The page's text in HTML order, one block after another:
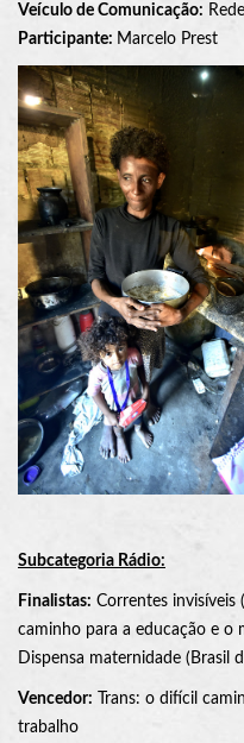
Veículo de Comunicação:
Participante: Marcelo Prest
Subcategoria Rádio:
Finalistas: Correntes invisíveis
caminho para a educação e o
Dispensa maternidade (Brasil
Vencedor: Trans: o difícil
trabalho